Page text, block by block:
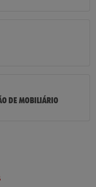
DE MOBILIÁRIO